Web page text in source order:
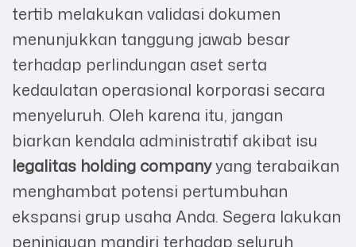
tertib melakukan validasi dokumen
menunjukkan tanggung jawab besar
terhadap perlindungan aset serta
kedaulatan operasional korporasi secara
menyeluruh. Oleh karena itu, jangan
biarkan kendala administratif akibat isu
legalitas holding companyyang terabaikan
menghambat potensi pertumbuhan
ekspansi grup usaha Anda. Segera lakukan
peninjauan mandiri terhadap seluruh